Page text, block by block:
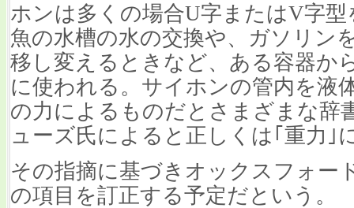
ホンは多くの場合U字またはV字
魚の水槽の水の交換や、ガソリン
移し変えるときなど、ある容器か
に使われる。サイホンの管内を液
の力によるものだとさまざまな辞
ューズ氏によると正しくは｢重力｣
その指摘に基づきオックスフォー
の項目を訂正する予定だという。